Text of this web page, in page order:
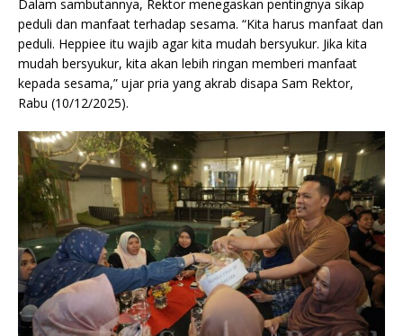
Dalam sambutannya, Rektor menegaskan pentingnya sikap
peduli dan manfaat terhadap sesama. “Kita harus manfaat dan
peduli. Heppiee itu wajib agar kita mudah bersyukur. Jika kita
mudah bersyukur, kita akan lebih ringan memberi manfaat
kepada sesama,” ujar pria yang akrab disapa Sam Rektor,
Rabu (10/12/2025).